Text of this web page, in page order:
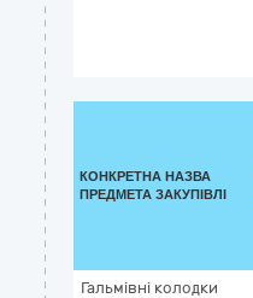
КОНКРЕТНА НАЗВА
ПРЕДМЕТА ЗАКУПІВЛІ
Гальмівні колодки